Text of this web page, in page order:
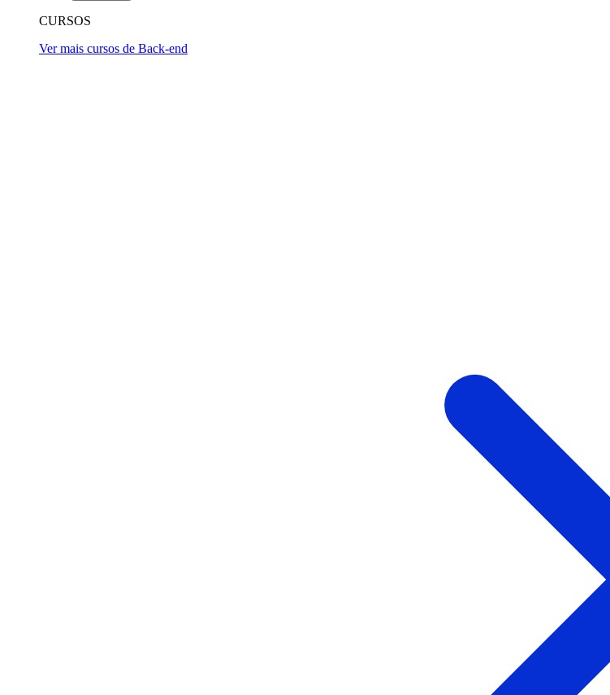
CURSOS
Ver mais cursos de Back-end